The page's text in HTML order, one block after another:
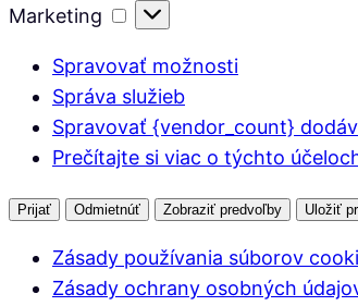
Marketing
Marketing
Spravovať možnosti
Správa služieb
Spravovať {vendor_count}
Prečítajte si viac o týchto
Prijať Odmietnúť Zobraziť predvoľby Uložiť
Zásady používania súborov
Zásady ochrany osobných